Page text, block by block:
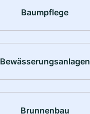
Baumpflege
Bewässerungsanlagen
Brunnenbau